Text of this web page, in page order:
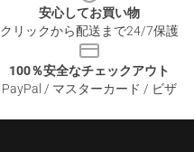
安心してお買い物
クリックから配送まで24/7保護
100％安全なチェックアウト
PayPal / マスターカード / ビザ